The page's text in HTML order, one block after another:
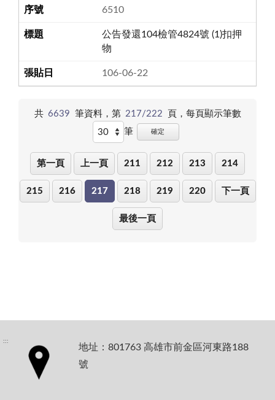
6510
公告發還104檢管4824號 (1)扣押
物
106-06-22
共 6639 筆資料，第 217/222 頁， 每頁顯示筆數
筆
確定
第一頁 上一頁 211 212 213 214
215 216 217 218 219 220 下一頁
最後一頁
:::
地址：801763 高雄市前金區河東路188
號